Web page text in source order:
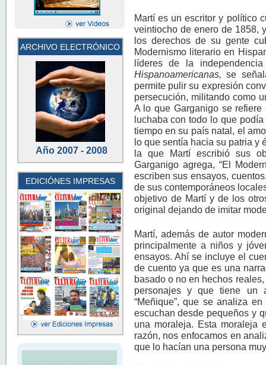
ARCHIVO ELECTRÓNICO
Año 2007 - 2008
EDICIÓNES IMPRESAS
Martí es un escritor y político
veintiocho de enero de 1858,
los derechos de su gente
Modernismo literario en
líderes de la
Hispanoamericanas, se
permite pulir su expresión
persecución, militando como
A lo que Garganigo se
luchaba con todo lo que
tiempo en su país natal, el
lo que sentía hacia su patria y
la que Martí escribió sus
Garganigo agrega, “El
escriben sus ensayos,
de sus contemporáneos
objetivo de Martí y de los
original dejando de imitar
Martí, además de autor
principalmente a niños y
ensayos. Ahí se incluye el
de cuento ya que es una
basado o no en hechos
personajes y que tiene un
“Meñique”, que se analiza
escuchan desde pequeños y
una moraleja. Esta moraleja
razón, nos enfocamos en
que lo hacían una persona